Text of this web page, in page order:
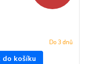
Do 3 dnů
do košíku